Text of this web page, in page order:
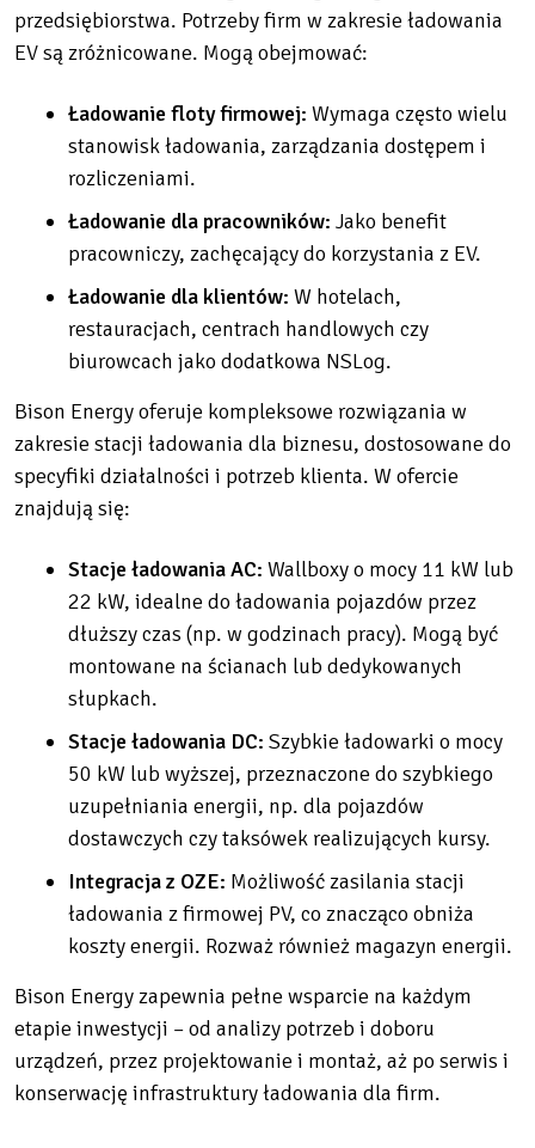
przedsiębiorstwa. Potrzeby firm w zakresie ładowania
EV są zróżnicowane. Mogą obejmować:
Ładowanie floty firmowej: Wymaga często wielu
stanowisk ładowania, zarządzania dostępem i
rozliczeniami.
Ładowanie dla pracowników: Jako benefit
pracowniczy, zachęcający do korzystania z EV.
Ładowanie dla klientów: W hotelach,
restauracjach, centrach handlowych czy
biurowcach jako dodatkowa NSLog.
Bison Energy oferuje kompleksowe rozwiązania w
zakresie stacji ładowania dla biznesu, dostosowane do
specyfiki działalności i potrzeb klienta. W ofercie
znajdują się:
Stacje ładowania AC: Wallboxy o mocy 11 kW lub
22 kW, idealne do ładowania pojazdów przez
dłuższy czas (np. w godzinach pracy). Mogą być
montowane na ścianach lub dedykowanych
słupkach.
Stacje ładowania DC: Szybkie ładowarki o mocy
50 kW lub wyższej, przeznaczone do szybkiego
uzupełniania energii, np. dla pojazdów
dostawczych czy taksówek realizujących kursy.
Integracja z OZE: Możliwość zasilania stacji
ładowania z firmowej PV, co znacząco obniża
koszty energii. Rozważ również magazyn energii.
Bison Energy zapewnia pełne wsparcie na każdym
etapie inwestycji – od analizy potrzeb i doboru
urządzeń, przez projektowanie i montaż, aż po serwis i
konserwację infrastruktury ładowania dla firm.